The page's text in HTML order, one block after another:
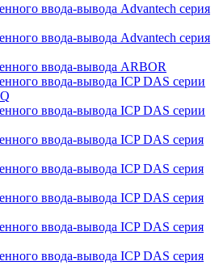
ввода-вывода Advantech серия
ввода-вывода Advantech серия
ввода-вывода ARBOR
ввода-вывода ICP DAS серии
ввода-вывода ICP DAS серии
ввода-вывода ICP DAS серия
ввода-вывода ICP DAS серия
ввода-вывода ICP DAS серия
ввода-вывода ICP DAS серия
ввода-вывода ICP DAS серия